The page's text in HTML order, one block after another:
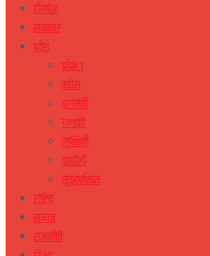
होमपेज
समाचार
प्रदेश
प्रदेश १
मधेस
वागमती
गण्डकी
लुम्बिनी
कर्णाली
सुदुरपस्चिम
राष्ट्रिय
समाज
राजनीति